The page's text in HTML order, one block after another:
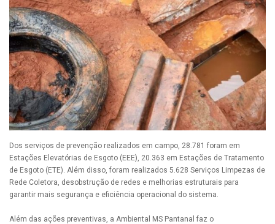
Dos serviços de prevenção realizados em campo, 28.781 foram em
Estações Elevatórias de Esgoto (EEE), 20.363 em Estações de Tratamento
de Esgoto (ETE). Além disso, foram realizados 5.628 Serviços Limpezas de
Rede Coletora, desobstrução de redes e melhorias estruturais para
garantir mais segurança e eficiência operacional do sistema.
Além das ações preventivas, a Ambiental MS Pantanal faz o